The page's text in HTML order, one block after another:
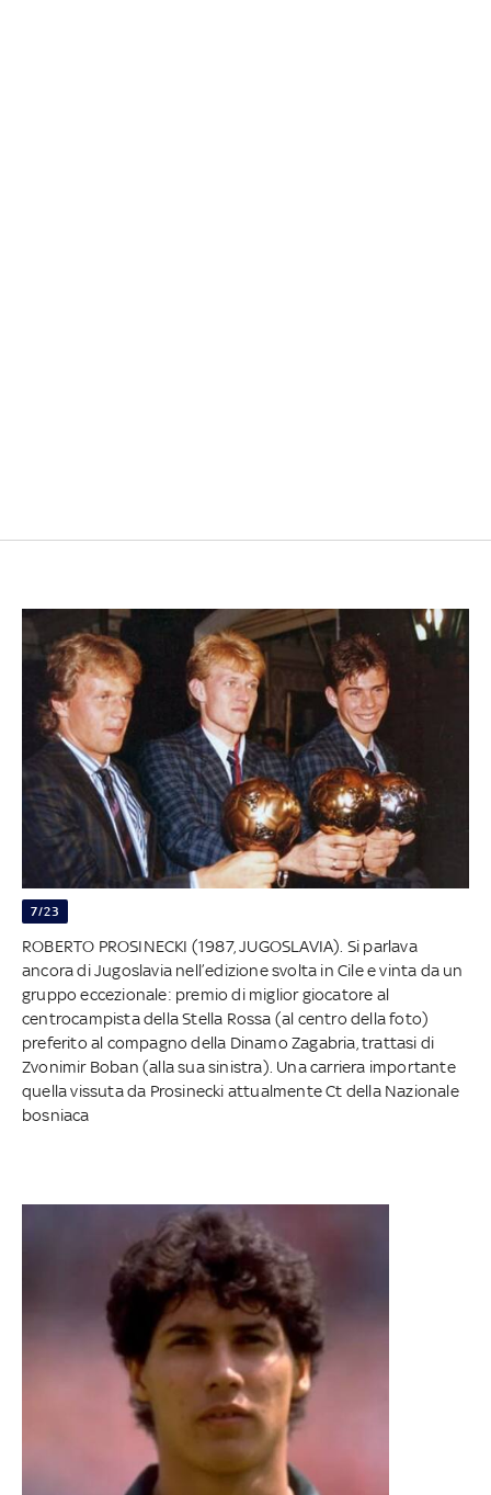
7/23
ROBERTO PROSINECKI (1987, JUGOSLAVIA). Si parlava
ancora di Jugoslavia nell’edizione svolta in Cile e vinta da un
gruppo eccezionale: premio di miglior giocatore al
centrocampista della Stella Rossa (al centro della foto)
preferito al compagno della Dinamo Zagabria, trattasi di
Zvonimir Boban (alla sua sinistra). Una carriera importante
quella vissuta da Prosinecki attualmente Ct della Nazionale
bosniaca